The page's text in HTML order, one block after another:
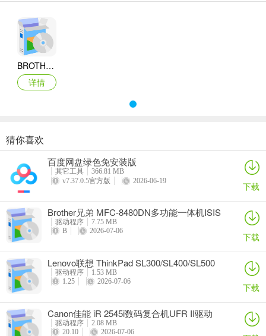
BROTHER兄弟MFC-7820N多功能一体机驱动
详情
猜你喜欢
百度网盘绿色免安装版
其它工具
366.81 MB
v7.37.0.5官方版
2026-06-19 下载
Brother兄弟 MFC-8480DN多功能一体机ISIS
驱动
驱动程序
7.75 MB
B
2026-07-06 下载
Lenovo联想 ThinkPad SL300/SL400/SL500
笔记本BIOS
驱动程序
1.53 MB
1.25
2026-07-06 下载
Canon佳能 iR 2545i数码复合机UFR II驱动
驱动程序
2.08 MB
20.10
2026-07-06